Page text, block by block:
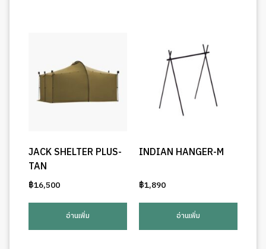
JACK SHELTER PLUS-
TAN
฿16,500
อ่านเพิ่ม
INDIAN HANGER-M
฿1,890
อ่านเพิ่ม